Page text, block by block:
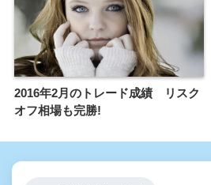
2016年2月のトレード成績 リスク
オフ相場も完勝!